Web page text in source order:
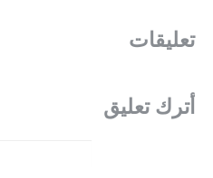
تعليقات
أترك تعليق